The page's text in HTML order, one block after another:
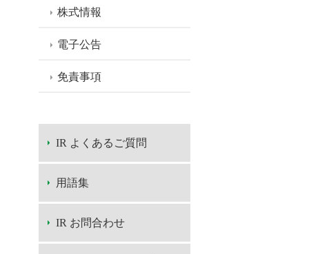
株式情報
電子公告
免責事項
IR よくあるご質問
用語集
IR お問合わせ